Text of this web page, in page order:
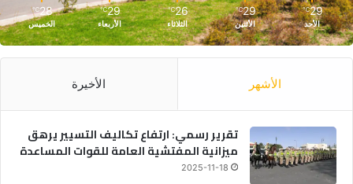
29
℃
الأحد
29
℃
الأثنين
26
℃
الثلاثاء
29
℃
الأربعاء
28
℃
الخميس
الأشهر الأخيرة
تقرير رسمي: ارتفاع تكاليف التسيير يرهق
ميزانية المفتشية العامة للقوات المساعدة
2025-11-18